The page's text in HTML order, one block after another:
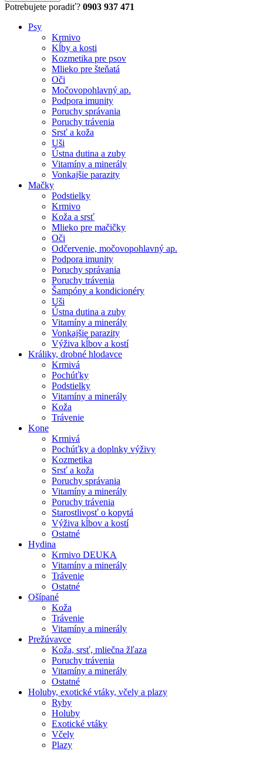
Potrebujete poradiť? 0903 937 471
Psy
Krmivo
Kĺby a kosti
Kozmetika pre psov
Mlieko pre šteňatá
Oči
Močovopohlavný ap.
Podpora imunity
Poruchy správania
Poruchy trávenia
Srsť a koža
Uši
Ústna dutina a zuby
Vitamíny a minerály
Vonkajšie parazity
Mačky
Podstielky
Krmivo
Koža a srsť
Mlieko pre mačičky
Oči
Odčervenie, močovopohlavný ap.
Podpora imunity
Poruchy správania
Poruchy trávenia
Šampóny a kondicionéry
Uši
Ústna dutina a zuby
Vitamíny a minerály
Vonkajšie parazity
Výživa kĺbov a kostí
Králiky, drobné hlodavce
Krmivá
Pochúťky
Podstielky
Vitamíny a minerály
Koža
Trávenie
Kone
Krmivá
Pochúťky a doplnky výživy
Kozmetika
Srsť a koža
Poruchy správania
Vitamíny a minerály
Poruchy trávenia
Starostlivosť o kopytá
Výživa kĺbov a kostí
Ostatné
Hydina
Krmivo DEUKA
Vitamíny a minerály
Trávenie
Ostatné
Ošípané
Koža
Trávenie
Vitamíny a minerály
Prežúvavce
Koža, srsť, mliečna žľaza
Poruchy trávenia
Vitamíny a minerály
Ostatné
Holuby, exotické vtáky, včely a plazy
Ryby
Holuby
Exotické vtáky
Včely
Plazy